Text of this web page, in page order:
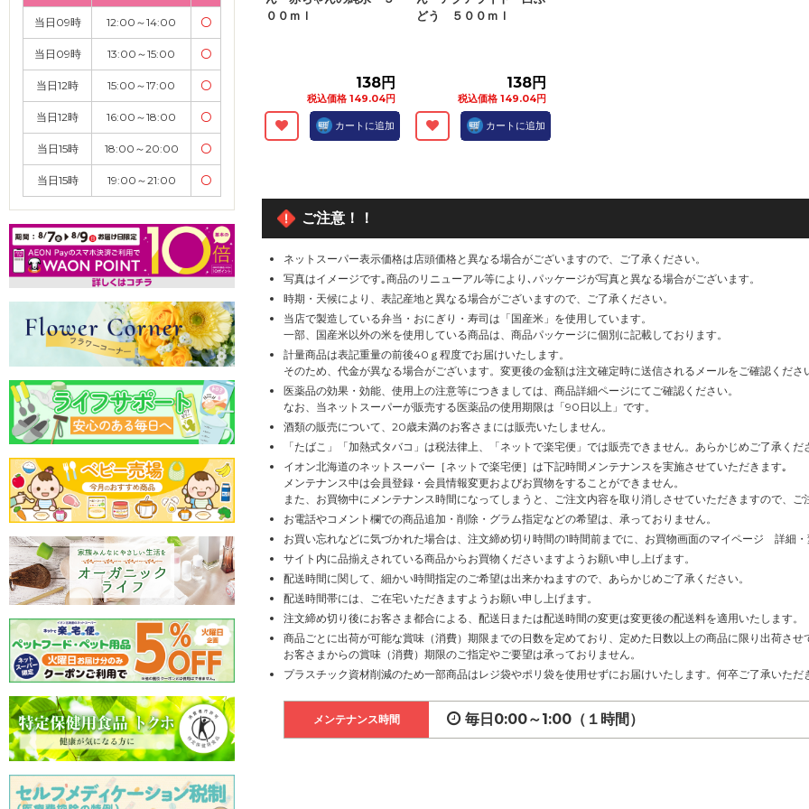
当日09時 12:00～14:00 〇
当日09時 13:00～15:00 〇
当日12時 15:00～17:00 〇
当日12時 16:00～18:00 〇
当日15時 18:00～20:00 〇
当日15時 19:00～21:00 〇
００ｍｌ
138円
税込価格 149.04円
カートに追加
どう ５００ｍｌ
138円
税込価格 149.04円
カートに追加
ご注意！！
ネットスーパー表示価格は店頭価格と異なる場合がございますので、ご了承ください。
写真はイメージです｡商品のリニューアル等により､パッケージが写真と異なる場合がございます。
時期・天候により、表記産地と異なる場合がございますので、ご了承ください。
当店で製造している弁当・おにぎり・寿司は「国産米」を使用しています。
一部、国産米以外の米を使用している商品は、商品パッケージに個別に記載しております。
計量商品は表記重量の前後40ｇ程度でお届けいたします。
そのため、代金が異なる場合がございます。変更後の金額は注文確定時に送信されるメールをご確認くださ
医薬品の効果・効能、使用上の注意等につきましては、商品詳細ページにてご確認ください。
なお、当ネットスーパーが販売する医薬品の使用期限は「90日以上」です。
酒類の販売について、20歳未満のお客さまには販売いたしません。
「たばこ」「加熱式タバコ」は税法律上、「ネットで楽宅便」では販売できません。あらかじめご了承くだ
イオン北海道のネットスーパー［ネットで楽宅便］は下記時間メンテナンスを実施させていただきます｡
メンテナンス中は会員登録・会員情報変更およびお買物をすることができません。
また、お買物中にメンテナンス時間になってしまうと、ご注文内容を取り消しさせていただきますので、ご
お電話やコメント欄での商品追加・削除・グラム指定などの希望は、承っておりません。
お買い忘れなどに気づかれた場合は、注文締め切り時間の1時間前までに、お買物画面のマイページ 詳細
サイト内に品揃えされている商品からお買物くださいますようお願い申し上げます。
配送時間に関して、細かい時間指定のご希望は出来かねますので、あらかじめご了承ください。
配送時間帯には、ご在宅いただきますようお願い申し上げます。
注文締め切り後にお客さま都合による、配送日または配送時間の変更は変更後の配送料を適用いたします。
商品ごとに出荷が可能な賞味（消費）期限までの日数を定めており、定めた日数以上の商品に限り出荷させ
お客さまからの賞味（消費）期限のご指定やご要望は承っておりません。
プラスチック資材削減のため一部商品はレジ袋やポリ袋を使用せずにお届けいたします。何卒ご了承いた
メンテナンス時間 毎日0:00～1:00（１時間）